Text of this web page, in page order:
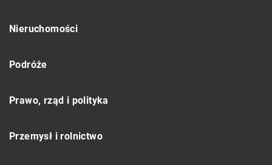
Nieruchomości
Podróże
Prawo, rząd i polityka
Przemysł i rolnictwo